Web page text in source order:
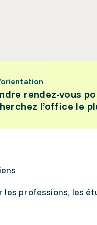
rendez-vous
l’office le
les professions, les